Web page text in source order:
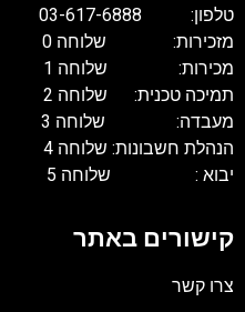
טלפון: 03-617-6888
מזכירות: שלוחה 0
מכירות: שלוחה 1
תמיכה טכנית: שלוחה 2
מעבדה: שלוחה 3
הנהלת חשבונות: שלוחה 4
יבוא : שלוחה 5
קישורים באתר
צרו קשר